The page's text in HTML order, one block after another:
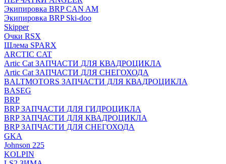
Экипировка BRP CAN AM
Экипировка BRP Ski-doo
Skipper
Очки RSX
Шлема SPARX
ARCTIC CAT
Artic Cat ЗАПЧАСТИ ДЛЯ КВАДРОЦИКЛА
Artic Cat ЗАПЧАСТИ ДЛЯ СНЕГОХОДА
BALTMOTORS ЗАПЧАСТИ ДЛЯ КВАДРОЦИКЛА
BASEG
BRP
BRP ЗАПЧАСТИ ДЛЯ ГИДРОЦИКЛА
BRP ЗАПЧАСТИ ДЛЯ КВАДРОЦИКЛА
BRP ЗАПЧАСТИ ДЛЯ СНЕГОХОДА
GKA
Johnson 225
KOLPIN